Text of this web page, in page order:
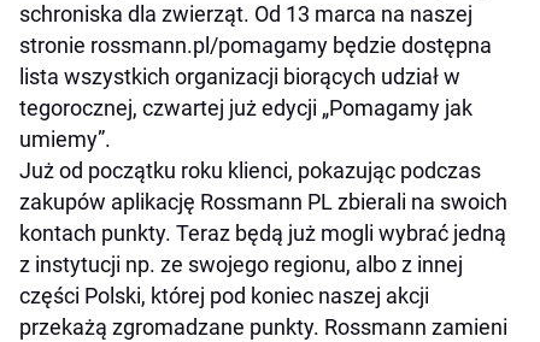
schroniska dla zwierząt. Od 13 marca na naszej
stronie rossmann.pl/pomagamy będzie dostępna
lista wszystkich organizacji biorących udział w
tegorocznej, czwartej już edycji „Pomagamy jak
umiemy”.
Już od początku roku klienci, pokazując podczas
zakupów aplikację Rossmann PL zbierali na swoich
kontach punkty. Teraz będą już mogli wybrać jedną
z instytucji np. ze swojego regionu, albo z innej
części Polski, której pod koniec naszej akcji
przekażą zgromadzane punkty. Rossmann zamieni